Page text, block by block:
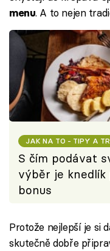
menu. A to nejen
JAK NA TO - TIPY A
S čím podávat
výběr je
bonus
Protože nejlepší je si
skutečně dobře